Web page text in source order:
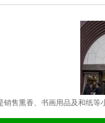
销售熏香、书画用品及和纸等